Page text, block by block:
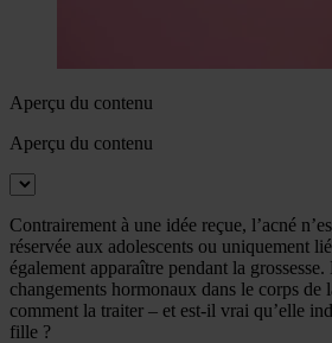
Aperçu du contenu
Aperçu du contenu
Contrairement à une idée reçue, l’acné
réservée aux adolescents ou uniquement
également apparaître pendant la grossesse.
changements hormonaux dans le corps de
comment la traiter – et est-il vrai qu’elle
fille ?